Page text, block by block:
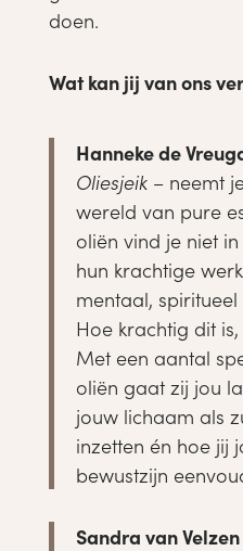
doen.
Wat kan jij van ons
Hanneke de
Oliesjeik– neemt
wereld van pure
oliën vind je niet
hun krachtige
mentaal,
Hoe krachtig dit
Met een aantal
oliën gaat zij jou
jouw lichaam als
inzetten én hoe jij
bewustzijn
Sandra van Velzen